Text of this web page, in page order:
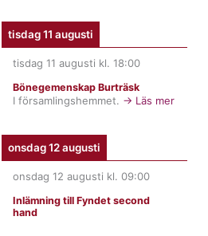
tisdag 11 augusti
tisdag 11 augusti kl. 18:00
Bönegemenskap Burträsk
I församlingshemmet. → Läs mer
onsdag 12 augusti
onsdag 12 augusti kl. 09:00
Inlämning till Fyndet second
hand